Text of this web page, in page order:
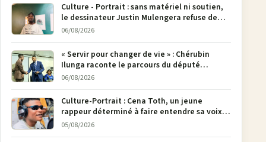
Culture - Portrait : sans matériel ni soutien,
le dessinateur Justin Mulengera refuse de
poser son crayon
06/08/2026
« Servir pour changer de vie » : Chérubin
Ilunga raconte le parcours du député
national Jethro Muyombi Tshimbu en 137
06/08/2026
Culture-Portrait : Cena Toth, un jeune
rappeur déterminé à faire entendre sa voix à
Bunia
05/08/2026